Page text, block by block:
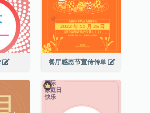
餐厅感恩节宣传传单